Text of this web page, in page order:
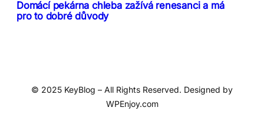
Domácí pekárna chleba zažívá renesanci a má
pro to dobré důvody
© 2025 KeyBlog – All Rights Reserved. Designed by
WPEnjoy.com